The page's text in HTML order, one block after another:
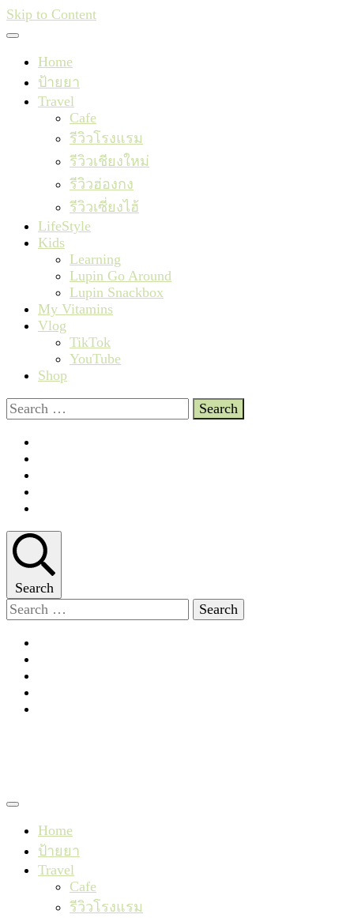
Skip to Content
Home
ป้ายยา
Travel
Cafe
รีวิวโรงแรม
รีวิวเชียงใหม่
รีวิวฮ่องกง
รีวิวเซี่ยงไฮ้
LifeStyle
Kids
Learning
Lupin Go Around
Lupin Snackbox
My Vitamins
Vlog
TikTok
YouTube
Shop
Search
for:
Search
Search
for:
Home
ป้ายยา
Travel
Cafe
รีวิวโรงแรม